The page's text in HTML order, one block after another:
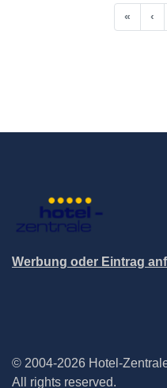
« ‹
Werbung oder Eintrag
© 2004-2026 Hotel-
All rights reserved.